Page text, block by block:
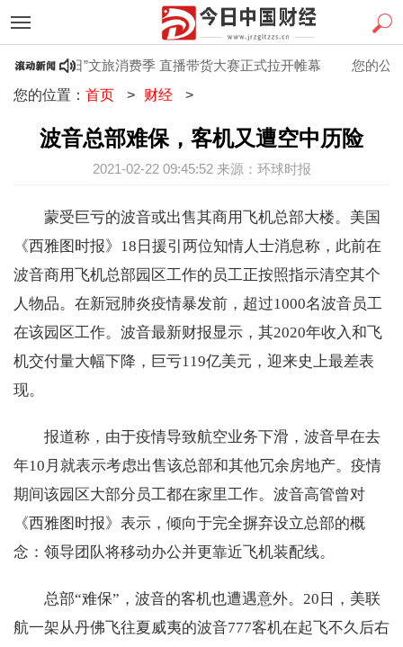
“百县百日”文旅消费季 直播带货大赛正式拉开帷幕
您的公司
您的位置： 首页 > 财经 >
波音总部难保，客机又遭空中历险
2021-02-22 09:45:52 来源：环球时报
蒙受巨亏的波音或出售其商用飞机总部大楼。美国
《西雅图时报》18日援引两位知情人士消息称，此前在
波音商用飞机总部园区工作的员工正按照指示清空其个
人物品。在新冠肺炎疫情暴发前，超过1000名波音员工
在该园区工作。波音最新财报显示，其2020年收入和飞
机交付量大幅下降，巨亏119亿美元，迎来史上最差表
现。
报道称，由于疫情导致航空业务下滑，波音早在去
年10月就表示考虑出售该总部和其他冗余房地产。疫情
期间该园区大部分员工都在家里工作。波音高管曾对
《西雅图时报》表示，倾向于完全摒弃设立总部的概
念：领导团队将移动办公并更靠近飞机装配线。
总部“难保”，波音的客机也遭遇意外。20日，美联
航一架从丹佛飞往夏威夷的波音777客机在起飞不久后右